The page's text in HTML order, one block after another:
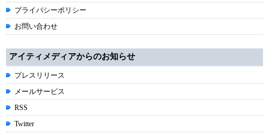
プライバシーポリシー
お問い合わせ
アイティメディアからのお知らせ
プレスリリース
メールサービス
RSS
Twitter